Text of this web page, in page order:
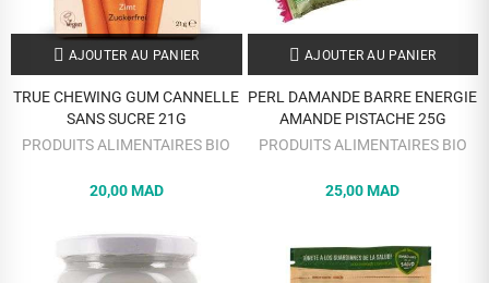
AJOUTER AU PANIER
TRUE CHEWING GUM CANNELLE
SANS SUCRE 21G
PRODUITS ALIMENTAIRES BIO
20,00 MAD
AJOUTER AU PANIER
PERL DAMANDE BARRE ENERGIE
AMANDE PISTACHE 25G
PRODUITS ALIMENTAIRES BIO
25,00 MAD